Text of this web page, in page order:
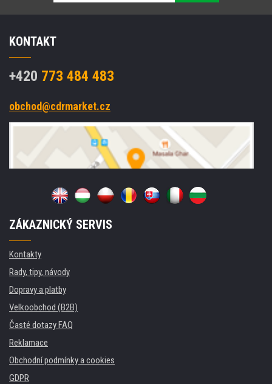
KONTAKT
+420 773 484 483
obchod@cdrmarket.cz
ZÁKAZNICKÝ SERVIS
Kontakty
Rady, tipy, návody
Dopravy a platby
Velkoobchod (B2B)
Časté dotazy FAQ
Reklamace
Obchodní podmínky a cookies
GDPR